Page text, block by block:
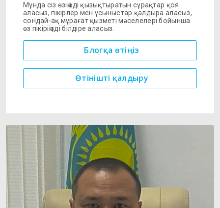
Мұнда сіз өзіңізді қызықтыратын сұрақтар қоя
аласыз, пікірлер мен ұсыныстар қалдыра аласыз,
сондай-ақ мұрағат қызметі мәселелері бойынша
өз пікіріңізді білдіре аласыз.
Блогқа өтіңіз
Өтінішті қалдыру